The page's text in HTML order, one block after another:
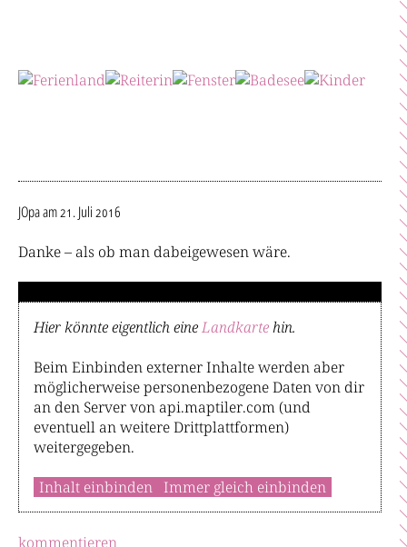
JOpaam 21. Juli 2016
Danke – als ob man dabeigewesen wäre.
Hier könnte eigentlich eineLandkartehin.
Beim Einbinden externer Inhalte werden aber
möglicherweise personenbezogene Daten von dir
an den Server von api.maptiler.com (und
eventuell an weitere Drittplattformen)
weitergegeben.
Inhalt einbinden Immer gleich einbinden
kommentieren